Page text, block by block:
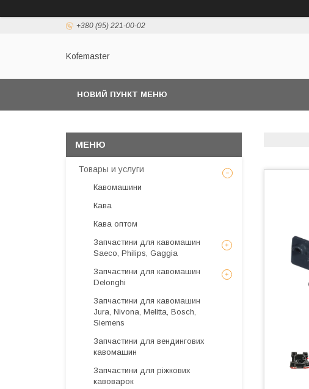
+380 (95) 221-00-02
Kofemaster
НОВИЙ ПУНКТ МЕНЮ
Товары и услуги
Кавомашини
Кава
Кава оптом
Запчастини для кавомашин
Saeco, Philips, Gaggia
Запчастини для кавомашин
Delonghi
Запчастини для кавомашин
Jura, Nivona, Melitta, Bosch,
Siemens
Запчастини для вендингових
кавомашин
Запчастини для ріжкових
кавоварок